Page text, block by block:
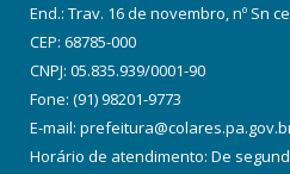
End.: Trav. 16 de novembro, nº Sn
CEP: 68785-000
CNPJ: 05.835.939/0001-90
Fone: (91) 98201-9773
E-mail:
Horário de atendimento: De